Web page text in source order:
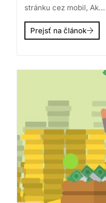
stránku cez mobil, Ak…
Prejsť na článok